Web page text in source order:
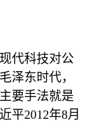
代科技对公
泽东时代，
要手法就是
平2012年8月